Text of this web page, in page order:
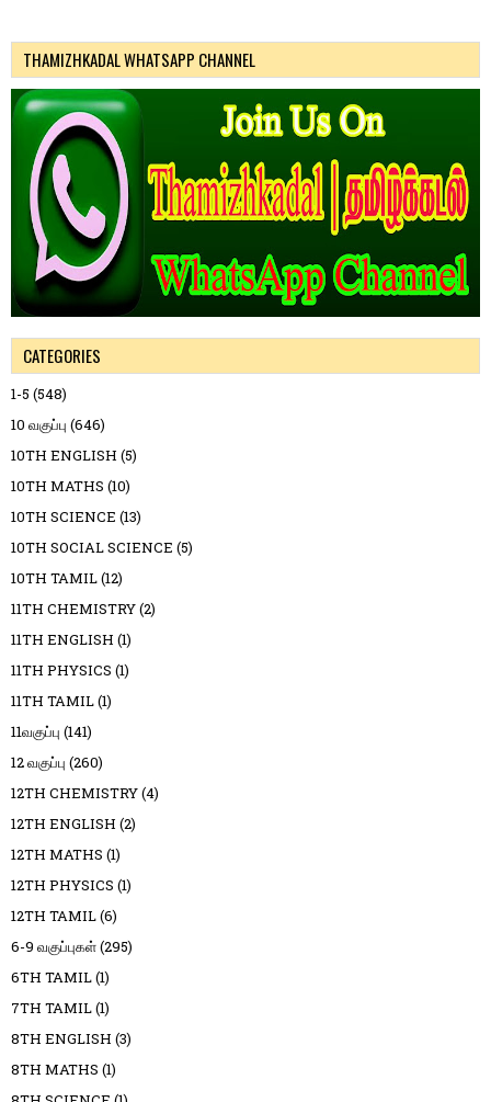
THAMIZHKADAL WHATSAPP CHANNEL
CATEGORIES
1-5 (548)
10 வகுப்பு (646)
10TH ENGLISH (5)
10TH MATHS (10)
10TH SCIENCE (13)
10TH SOCIAL SCIENCE (5)
10TH TAMIL(12)
11TH CHEMISTRY(2)
11TH ENGLISH (1)
11TH PHYSICS (1)
11TH TAMIL(1)
11வகுப்பு (141)
12 வகுப்பு (260)
12TH CHEMISTRY(4)
12TH ENGLISH (2)
12TH MATHS (1)
12TH PHYSICS (1)
12TH TAMIL(6)
6-9 வகுப்புகள்(295)
6TH TAMIL(1)
7TH TAMIL(1)
8TH ENGLISH (3)
8TH MATHS (1)